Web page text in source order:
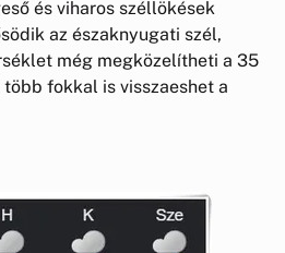
és viharos széllökések
az északnyugati szél,
még megközelítheti a 35
fokkal is visszaeshet a